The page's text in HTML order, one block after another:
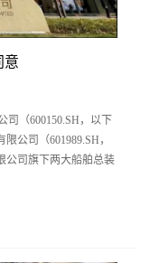
意
司（600150.SH，以下
公司（601989.SH，
公司旗下两大船舶总装